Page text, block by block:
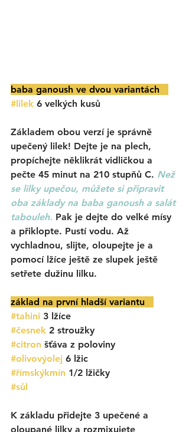
baba ganoush ve dvou variantách
#lilek 6 velkých kusů
Základem obou verzí je správně
upečený lilek! Dejte je na plech,
propíchejte něklikrát vidličkou a
pečte 45 minut na 210 stupňů C. Než
se lilky upečou, můžete si připravit
oba základy na baba ganoush a salát
tabouleh. Pak je dejte do velké mísy
a přiklopte. Pustí vodu. Až
vychladnou, slijte, oloupejte je a
pomocí lžíce ještě ze slupek ještě
setřete dužinu lilku.
základ na první hladší variantu
#tahini 3 lžíce
#česnek 2 stroužky
#citron šťáva z poloviny
#olivovýolej 6 lžic
#římskýkmín 1/2 lžičky
#sůl
K základu přidejte 3 upečené a
oloupané lilky a rozmixujete